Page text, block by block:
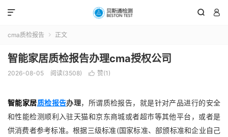
 

cma质检报告  正文
智能家居质检报告办理cma授权公司
2026-08-05 阅读(3508)  赞(1 )
智能家居质检报告办理，所谓质检报告，就是针对产品进行的安全
和性能检测顺利入驻天猫和京东商城或者超市等其他平台，或者是
供消费者参考标准。根据三级标准(国家标准、部颁标准和企业自己